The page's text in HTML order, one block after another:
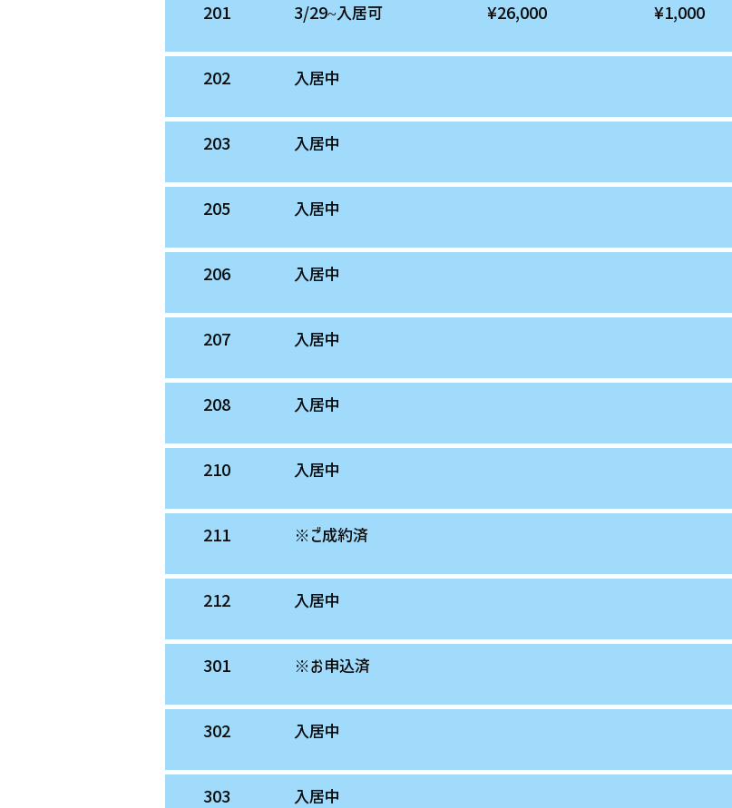
201 3/29~入居可 ¥26,000 ¥1,000
202 入居中
203 入居中
205 入居中
206 入居中
207 入居中
208 入居中
210 入居中
211 ※ご成約済
212 入居中
301 ※お申込済
302 入居中
303 入居中